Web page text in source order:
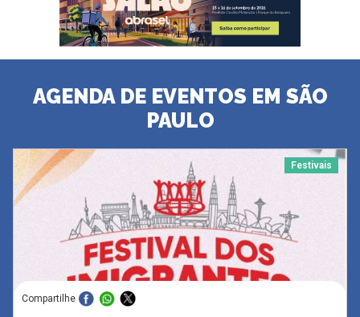
AGENDA DE EVENTOS EM SÃO
PAULO
Festivais
Compartilhe